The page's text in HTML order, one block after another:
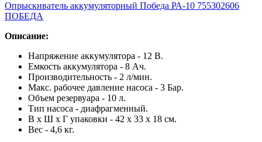
Опрыскиватель аккумуляторный Победа РА-10 755302606
ПОБЕДА
Описание:
Напряжение аккумулятора - 12 В.
Емкость аккумулятора - 8 Ач.
Производительность - 2 л/мин.
Макс. рабочее давление насоса - 3 Бар.
Объем резервуара - 10 л.
Тип насоса - диафрагменный.
В х Ш х Г упаковки - 42 х 33 х 18 см.
Вес - 4,6 кг.